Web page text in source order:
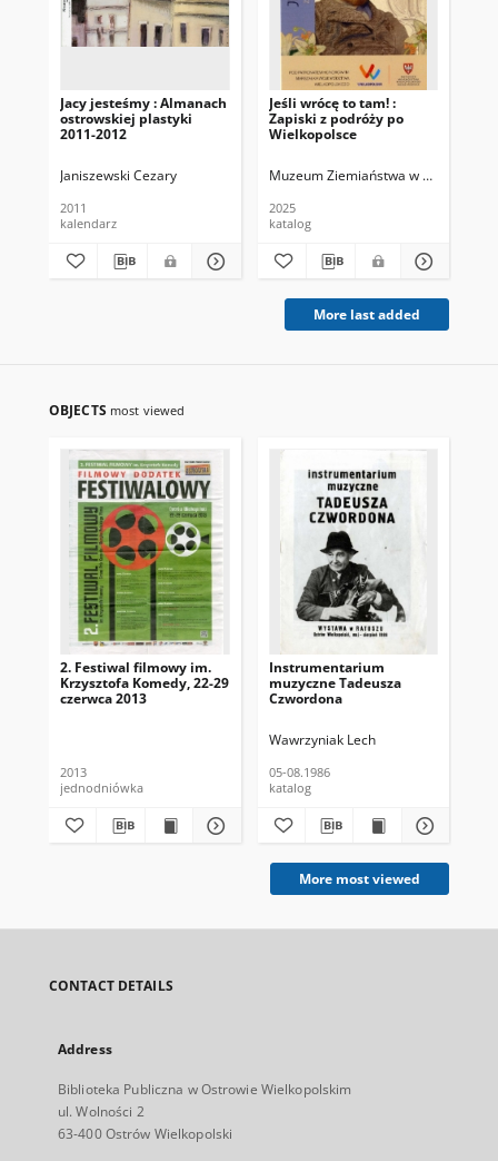
Jacy jesteśmy : Almanach
ostrowskiej plastyki
2011-2012
Janiszewski Cezary
2011
kalendarz
Jeśli wrócę to tam! :
Zapiski z podróży po
Wielkopolsce
Muzeum Ziemiaństwa w Dobrzycy
2025
katalog
More last added
OBJECTS most viewed
2. Festiwal filmowy im.
Krzysztofa Komedy, 22-29
czerwca 2013
2013
jednodniówka
Instrumentarium
muzyczne Tadeusza
Czwordona
Wawrzyniak Lech
05-08.1986
katalog
More most viewed
CONTACT DETAILS
Address
Biblioteka Publiczna w Ostrowie Wielkopolskim
ul. Wolności 2
63-400 Ostrów Wielkopolski